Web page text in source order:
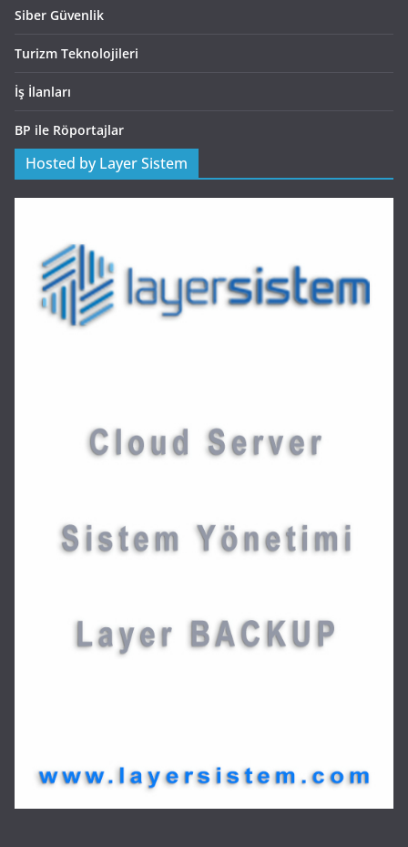
Siber Güvenlik
Turizm Teknolojileri
İş İlanları
BP ile Röportajlar
Hosted by Layer Sistem